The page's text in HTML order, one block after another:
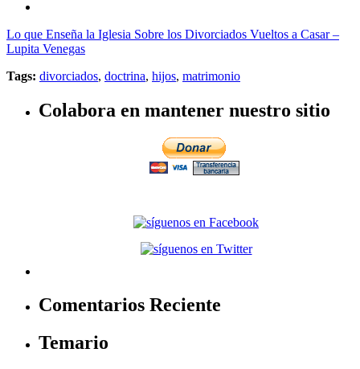
Lo que Enseña la Iglesia Sobre los Divorciados Vueltos a Casar –
Lupita Venegas
Tags: divorciados, doctrina, hijos, matrimonio
Colabora en mantener nuestro sitio
Comentarios Reciente
Temario